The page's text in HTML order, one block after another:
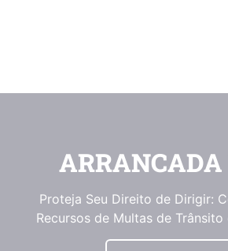
ARRANCADA
Proteja Seu Direito de Dirigir:
Recursos de Multas de